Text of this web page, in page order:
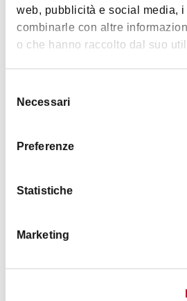
web, pubblicità e social media,
combinarle con altre
o che hanno raccolto dal suo
delNecessari
Preferenze
Statistiche
Marketing
Arte e Cultura
Orari
Contatti